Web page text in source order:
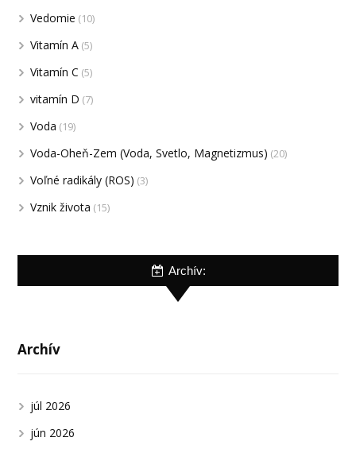
Vedomie (10)
Vitamín A (5)
Vitamín C (5)
vitamín D (7)
Voda (19)
Voda-Oheň-Zem (Voda, Svetlo, Magnetizmus) (20)
Voľné radikály (ROS) (3)
Vznik života (15)
Archív:
Archív
júl 2026
jún 2026